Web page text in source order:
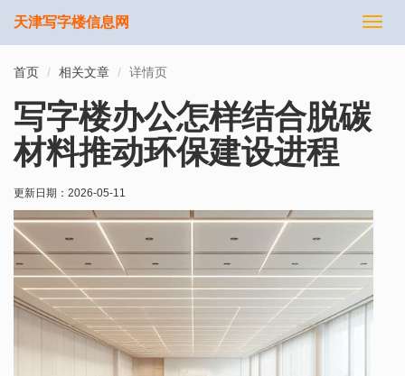
切
天津写字楼信息网
首页 相关文章 详情页
写字楼办公怎样结合脱碳
材料推动环保建设进程
更新日期： 2026-05-11